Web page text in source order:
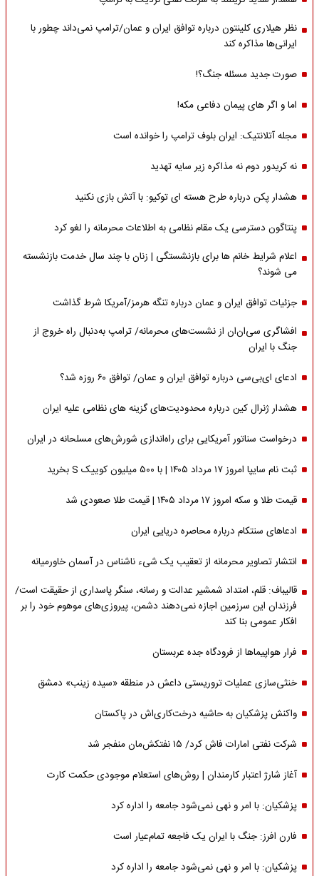
نظر هیلاری کلینتون درباره توافق ایران و عمان/ترامپ نمی‌داند چطور با
ایرانی‌ها مذاکره کند
صورت جدید مسئله جنگ؟!
اما و اگر های پیمان دفاعی مکه!
مجله آتلانتیک: ایران بلوف ترامپ را خوانده است
نه کریدور دوم نه مذاکره زیر سایه تهدید
هشدار پکن درباره طرح هسته ای توکیو: با آتش بازی نکنید
پنتاگون دسترسی یک مقام نظامی به اطلاعات محرمانه را لغو کرد
اعلام شرایط خانم ها برای بازنشستگی | زنان با چند سال خدمت بازنشسته
می شوند؟
جزئیات توافق ایران و عمان درباره تنگه هرمز/آمریکا شرط گذاشت
افشاگری سی‌ان‌ان از نشست‌های محرمانه/ ترامپ به‌دنبال راه خروج از
جنگ با ایران
ادعای ای‌بی‌سی درباره توافق ایران و عمان/ توافق ۶۰ روزه شد؟
هشدار ژنرال کین درباره محدودیت‌های گزینه های نظامی علیه ایران
درخواست سناتور آمریکایی برای راه‌اندازی شورش‌های مسلحانه در ایران
ثبت نام سایپا امروز ۱۷ مرداد ۱۴۰۵ | با ۵۰۰ میلیون کوییک S بخرید
قیمت طلا و سکه امروز ۱۷ مرداد ۱۴۰۵ | قیمت طلا صعودی شد
ادعاهای سنتکام درباره محاصره دریایی ایران
انتشار تصاویر محرمانه از تعقیب یک شیء ناشناس در آسمان خاورمیانه
قالیباف: قلم، امتداد شمشیر عدالت و رسانه، سنگر پاسداری از حقیقت است/
فرزندان این سرزمین اجازه نمی‌دهند دشمن، پیروزی‌های موهوم خود را بر
افکار عمومی بنا کند
فرار هواپیماها از فرودگاه جده عربستان
خنثی‌سازی عملیات تروریستی داعش در منطقه «سیده زینب» دمشق
واکنش پزشکیان به حاشیه درخت‌کاری‌اش در پاکستان
شرکت نفتی امارات فاش کرد/ ۱۵ نفتکش‌مان منفجر شد
آغاز شارژ اعتبار کارمندان | روش‌های استعلام موجودی حکمت کارت
پزشکیان: با امر و نهی نمی‌شود جامعه را اداره کرد
فارن افرز: جنگ با ایران یک فاجعه تمام‌عیار است
پزشکیان: با امر و نهی نمی‌شود جامعه را اداره کرد